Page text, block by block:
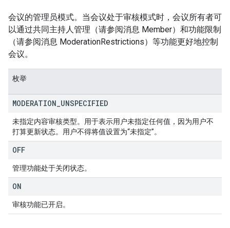
会议的管理员模式。当会议处于审核模式时，会议所有者可
以通过共同主持人管理（请参阅消息 Member）和功能限制
（请参阅消息 ModerationRestrictions）等功能更好地控制
会议。
枚举
MODERATION UNSPECIFIED
未指定内容审核类型。用于表示用户未指定任何值，因为用户不
打算更新状态。用户不得将值设置为“未指定”。
OFF
管理功能处于关闭状态。
ON
审核功能已开启。